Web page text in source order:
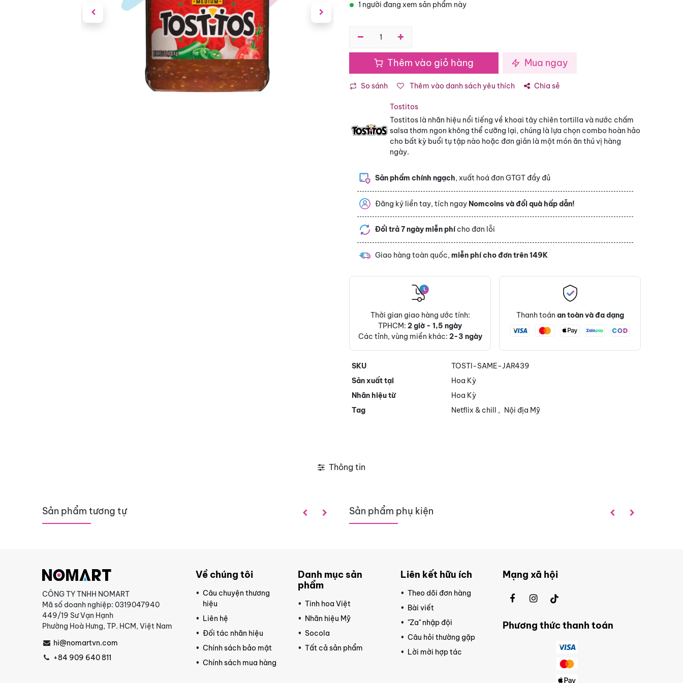
1 người đang xem sản phẩm này
Thêm vào giỏ hàng Mua ngay
So sánh Thêm vào danh sách yêu thích Chia sẻ
Tostitos
Tostitos là nhãn hiệu nổi tiếng về khoai tây chiên tortilla và nước chấm
salsa thơm ngon không thể cưỡng lại, chúng là lựa chọn combo hoàn hảo
cho bất kỳ buổi tụ tập nào hoặc đơn giản là một món ăn thú vị hàng
ngày.
Sản phẩm chính ngạch, xuất hoá đơn GTGT đầy đủ
Đăng ký liền tay, tích ngay Nomcoins và đổi quà hấp dẫn!
Đổi trả 7 ngày miễn phícho đơn lỗi
Giao hàng toàn quốc,miễn phí cho đơn trên 149K
Thời gian giao hàng ước tính:
TPHCM:2 giờ - 1,5 ngày
Các tỉnh, vùng miền khác: 2-3 ngày
Thanh toán an toàn và đa dạng
SKU
TOSTI-SAME-JAR439
Sản xuất tại
Hoa Kỳ
Nhãn hiệu từ
Hoa Kỳ
Tag
Netflix & chill , Nội địa Mỹ
Thông tin
Sản phẩm tương tự Sản phẩm phụ kiện
CÔNG TY TNHH NOMART
Mã số doanh nghiệp: 0319047940
449/19 Sư Vạn Hạnh
Phường Hoà Hưng, TP. HCM, Việt Nam
hi@nomartvn.com
+84 909 640 811
Về chúng tôi
Câu chuyện thương
hiệu
Liên hệ
Đối tác nhãn hiệu
Chính sách bảo mật
Chính sách mua hàng
Danh mục sản
phẩm
Tinh hoa Việt
Nhãn hiệu Mỹ
Socola
Tất cả sản phẩm
Liên kết hữu ích
Theo dõi đơn hàng
Bài viết
"Za" nhập đội
Câu hỏi thường gặp
Lời mời hợp tác
Mạng xã hội
Phương thức thanh toán